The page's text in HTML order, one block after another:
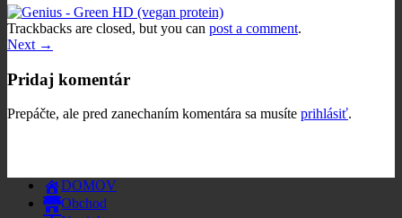
Trackbacks are closed, but you can post a comment.
Next →
Pridaj komentár
Prepáčte, ale pred zanechaním komentára sa musíte prihlásiť.
DOMOV
Obchod